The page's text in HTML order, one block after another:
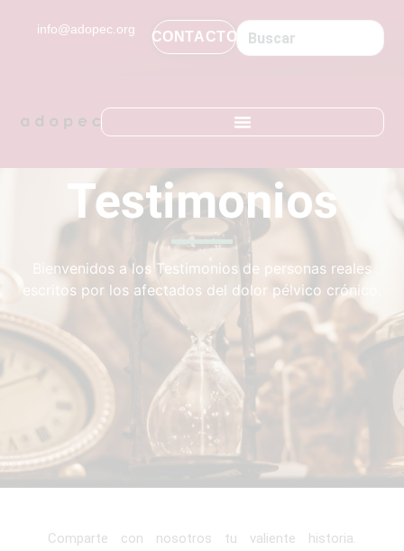
info@adopec.org CONTACTO
Testimonios
Bienvenidos a los Testimonios de personas reales
escritos por los afectados del dolor pélvico crónico.
Comparte con nosotros tu valiente historia.